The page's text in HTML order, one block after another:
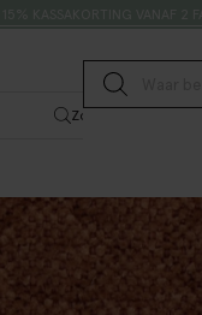
Submit search
Zoeken